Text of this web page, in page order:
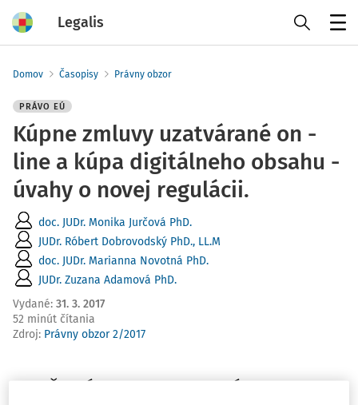
Legalis
Domov Časopisy Právny obzor
PRÁVO EÚ
Kúpne zmluvy uzatvárané on -
line a kúpa digitálneho obsahu -
úvahy o novej regulácii.
doc. JUDr. Monika Jurčová PhD.
JUDr. Róbert Dobrovodský PhD., LL.M
doc. JUDr. Marianna Novotná PhD.
JUDr. Zuzana Adamová PhD.
Vydané: 31. 3. 2017
52 minút čítania
Zdroj: Právny obzor 2/2017